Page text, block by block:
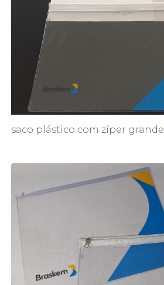
saco plástico com zíper grande